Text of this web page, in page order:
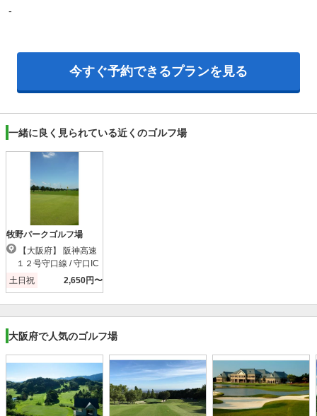
-
今すぐ予約できるプランを見る
一緒に良く見られている近くのゴルフ場
牧野パークゴルフ場
１２号守口線 / 守口IC
土日祝
2,650円〜
大阪府で人気のゴルフ場